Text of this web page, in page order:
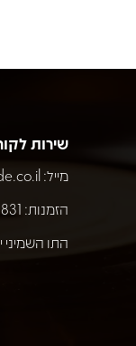
שירות
מייל:
הזמנות: 02-6568831
התו השמיני